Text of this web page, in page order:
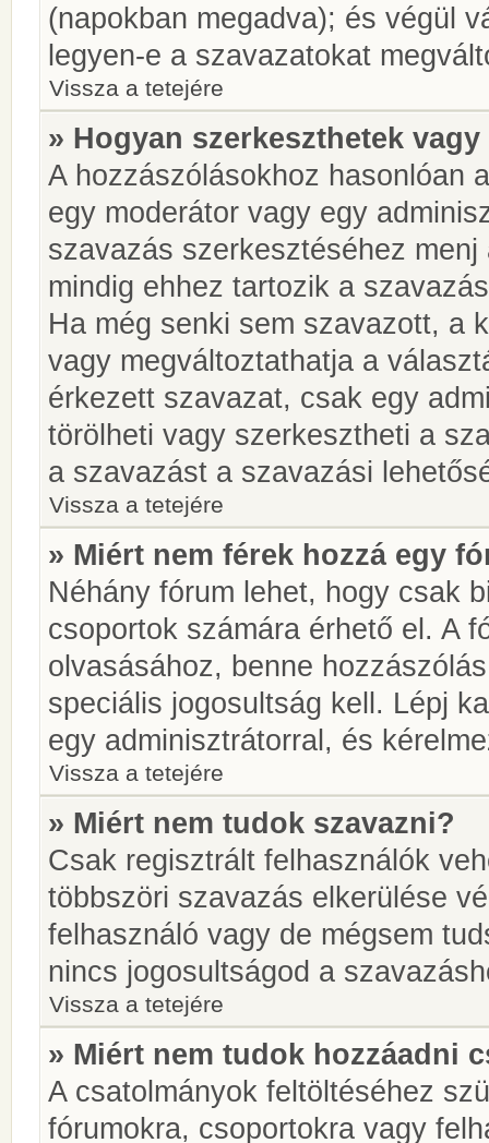
(napokban megadva); és végül
legyen-e a szavazatokat
Vissza a tetejére
» Hogyan szerkeszthetek
A hozzászólásokhoz hasonlóan
egy moderátor vagy egy
szavazás szerkesztéséhez
mindig ehhez tartozik a
Ha még senki sem szavazott, a
vagy megváltoztathatja a
érkezett szavazat, csak egy
törölheti vagy szerkesztheti a
a szavazást a szavazási
Vissza a tetejére
» Miért nem férek hozzá egy
Néhány fórum lehet, hogy csak
csoportok számára érhető el. A
olvasásához, benne
speciális jogosultság kell. Lépj
egy adminisztrátorral, és
Vissza a tetejére
» Miért nem tudok szavazni?
Csak regisztrált felhasználók
többszöri szavazás elkerülése
felhasználó vagy de mégsem
nincs jogosultságod a
Vissza a tetejére
» Miért nem tudok hozzáadni
A csatolmányok feltöltéséhez
fórumokra, csoportokra vagy